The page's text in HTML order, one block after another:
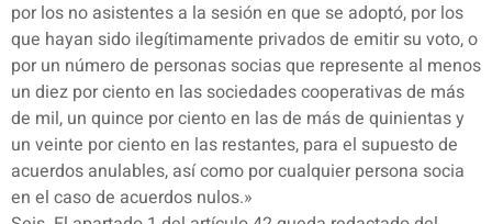
por los no asistentes a la sesión en que se adoptó, por los
que hayan sido ilegítimamente privados de emitir su voto, o
por un número de personas socias que represente al menos
un diez por ciento en las sociedades cooperativas de más
de mil, un quince por ciento en las de más de quinientas y
un veinte por ciento en las restantes, para el supuesto de
acuerdos anulables, así como por cualquier persona socia
en el caso de acuerdos nulos.»